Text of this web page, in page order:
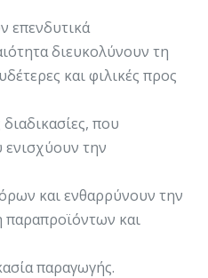
επενδυτικά
διευκολύνουν τη
και φιλικές προς
που
ενισχύουν την
και ενθαρρύνουν την
παραπροϊόντων και
παραγωγής.